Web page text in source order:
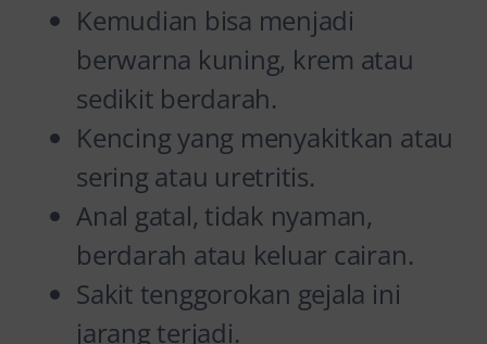
Kemudian bisa menjadi
berwarna kuning, krem atau
sedikit berdarah.
Kencing yang menyakitkan atau
sering atau uretritis.
Anal gatal, tidak nyaman,
berdarah atau keluar cairan.
Sakit tenggorokan gejala ini
jarang terjadi.